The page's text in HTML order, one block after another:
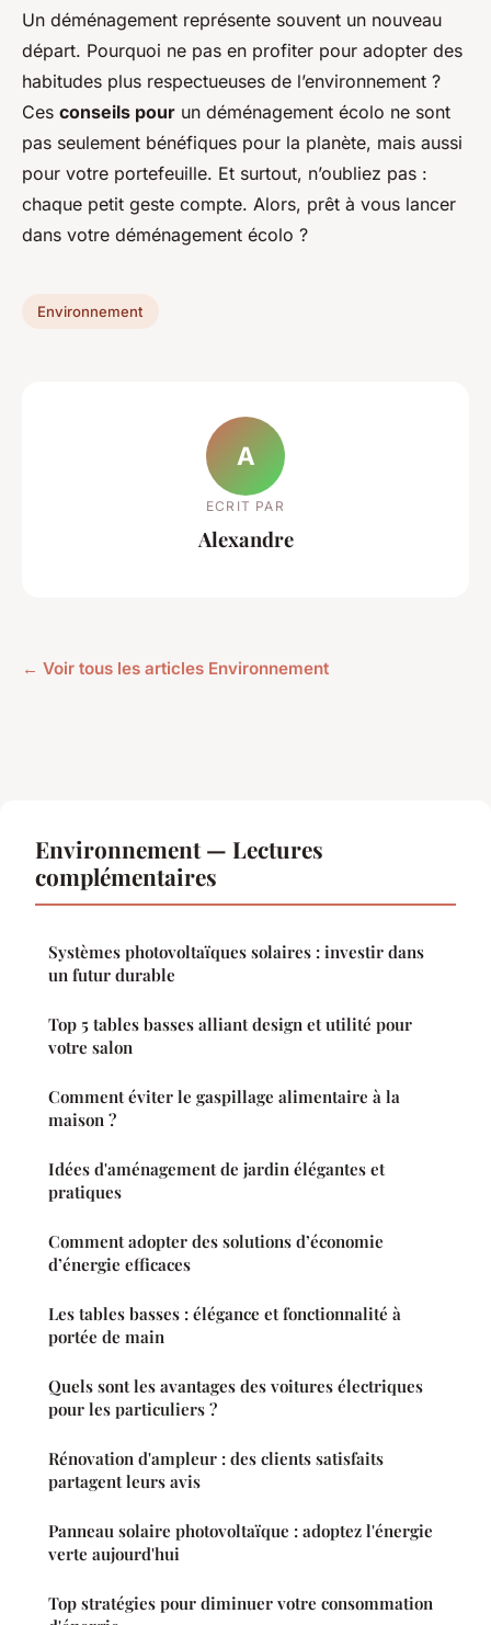
Un déménagement représente souvent un nouveau
départ. Pourquoi ne pas en profiter pour adopter des
habitudes plus respectueuses de l’environnement ?
Ces conseils pour un déménagement écolo ne sont
pas seulement bénéfiques pour la planète, mais aussi
pour votre portefeuille. Et surtout, n’oubliez pas :
chaque petit geste compte. Alors, prêt à vous lancer
dans votre déménagement écolo ?
Environnement
A
ECRIT PAR
Alexandre
← Voir tous les articles Environnement
Environnement — Lectures
complémentaires
Systèmes photovoltaïques solaires : investir dans
un futur durable
Top 5 tables basses alliant design et utilité pour
votre salon
Comment éviter le gaspillage alimentaire à la
maison ?
Idées d'aménagement de jardin élégantes et
pratiques
Comment adopter des solutions d’économie
d’énergie efficaces
Les tables basses : élégance et fonctionnalité à
portée de main
Quels sont les avantages des voitures électriques
pour les particuliers ?
Rénovation d'ampleur : des clients satisfaits
partagent leurs avis
Panneau solaire photovoltaïque : adoptez l'énergie
verte aujourd'hui
Top stratégies pour diminuer votre consommation